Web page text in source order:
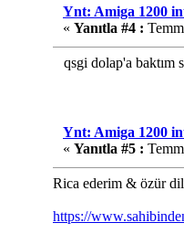
Ynt: Amiga 1200
« Yanıtla #4 :
qsgi dolap'a baktım
Ynt: Amiga 1200
« Yanıtla #5 :
Rica ederim & özür
https://